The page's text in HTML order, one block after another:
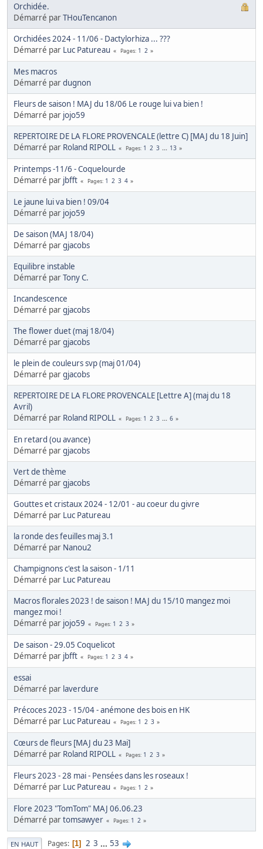
Orchidée.
Démarré parTHouTencanon
Orchidées 2024 - 11/06 - Dactylorhiza ... ???
Démarré par Luc Patureau Pages 1 2
Mes macros
Démarré pardugnon
Fleurs de saison ! MAJ du 18/06 Le rouge lui va bien !
Démarré par jojo59
REPERTOIRE DE LA FLORE PROVENCALE (lettre C) [MAJ du 18 Juin]
Démarré par Roland RIPOLL Pages 1 2 3 ... 13
Printemps -11/6 - Coquelourde
Démarré par jbfft Pages 1 2 3 4
Le jaune lui va bien ! 09/04
Démarré par jojo59
De saison (MAJ 18/04)
Démarré pargjacobs
Equilibre instable
Démarré parTony C.
Incandescence
Démarré pargjacobs
The flower duet (maj 18/04)
Démarré pargjacobs
le plein de couleurs svp (maj 01/04)
Démarré pargjacobs
REPERTOIRE DE LA FLORE PROVENCALE [Lettre A] (maj du 18
Avril)
Démarré par Roland RIPOLL Pages 1 2 3 ... 6
En retard (ou avance)
Démarré pargjacobs
Vert de thème
Démarré pargjacobs
Gouttes et cristaux 2024 - 12/01 - au coeur du givre
Démarré par Luc Patureau
la ronde des feuilles maj 3.1
Démarré par Nanou2
Champignons c'est la saison - 1/11
Démarré par Luc Patureau
Macros florales 2023 ! de saison ! MAJ du 15/10 mangez moi
mangez moi !
Démarré par jojo59 Pages 1 2 3
De saison - 29.05 Coquelicot
Démarré par jbfft Pages 1 2 3 4
essai
Démarré par laverdure
Précoces 2023 - 15/04 - anémone des bois en HK
Démarré par Luc Patureau Pages 1 2 3
Cœurs de fleurs [MAJ du 23 Mai]
Démarré par Roland RIPOLL Pages 1 2 3
Fleurs 2023 - 28 mai - Pensées dans les roseaux !
Démarré par Luc Patureau Pages 1 2
Flore 2023 "TomTom" MAJ 06.06.23
Démarré partomsawyer Pages 1 2
EN HAUT Pages 1 2 3 ... 53